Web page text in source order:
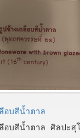
อบสีน้ำตาล
อบสีน้ำตาล ศิลปะสุ